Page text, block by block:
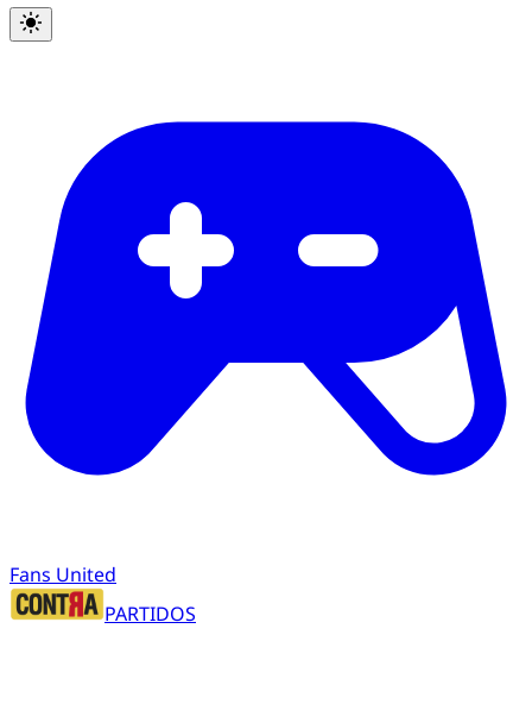
Fans United
PARTIDOS